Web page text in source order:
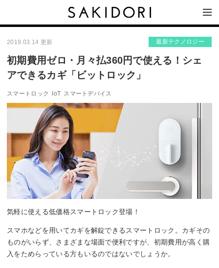
2019.03.14 更新 最新テクノロジー
初期費用ゼロ・月々払360円で使える！シェ
アできるカギ「ビットロック」
スマートロック IoT スマートデバイス
気軽に使える低価格スマートロック登場！
スマホなどを用いてカギを解錠できるスマートロック。カギその
ものがいらず、さまざまな場面で便利ですが、初期費用が高く購
入をためらっている方もいるのではないでしょうか。